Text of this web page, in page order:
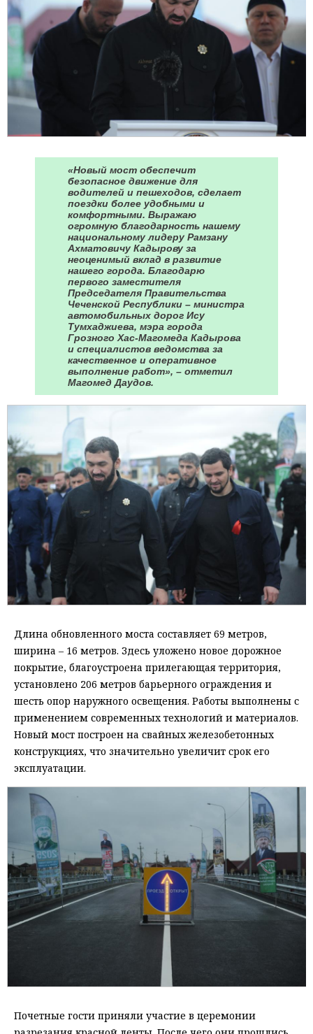
«Новый мост обеспечит
безопасное движение для
водителей и пешеходов, сделает
поездки более удобными и
комфортными. Выражаю
огромную благодарность нашему
национальному лидеру Рамзану
Ахматовичу Кадырову за
неоценимый вклад в развитие
нашего города. Благодарю
первого заместителя
Председателя Правительства
Чеченской Республики – министра
автомобильных дорог Ису
Тумхаджиева, мэра города
Грозного Хас-Магомеда Кадырова
и специалистов ведомства за
качественное и оперативное
выполнение работ», – отметил
Магомед Даудов.
Длина обновленного моста составляет 69 метров,
ширина – 16 метров. Здесь уложено новое дорожное
покрытие, благоустроена прилегающая территория,
установлено 206 метров барьерного ограждения и
шесть опор наружного освещения. Работы выполнены с
применением современных технологий и материалов.
Новый мост построен на свайных железобетонных
конструкциях, что значительно увеличит срок его
эксплуатации.
Почетные гости приняли участие в церемонии